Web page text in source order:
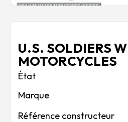
U.S. SOLDIERS
MOTORCYCLES
Marque
Référence constructeur